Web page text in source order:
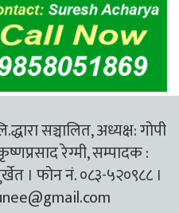
सञ्चालित, अध्यक्ष: गोपी
रेग्मी, सम्पादक :
। फोन नं. ०८३-५२०९८८ ।